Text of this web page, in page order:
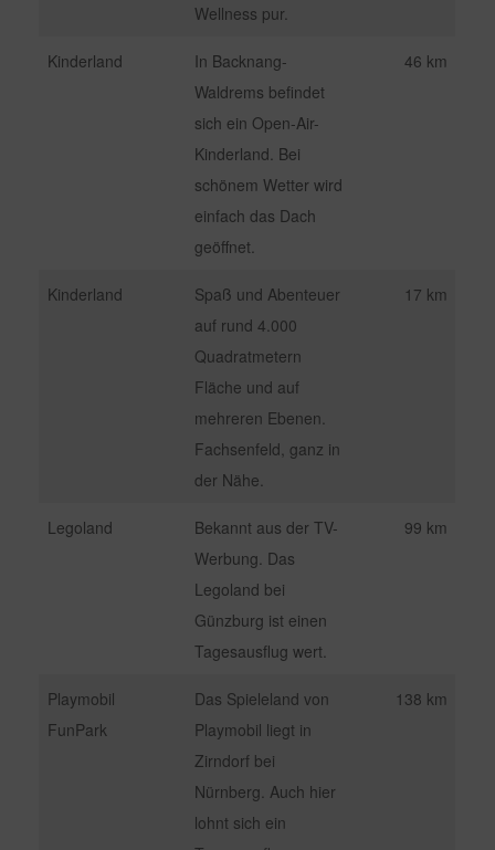
Wellness pur.
Kinderland
In Backnang-
Waldrems befindet
sich ein Open-Air-
Kinderland. Bei
schönem Wetter wird
einfach das Dach
geöffnet.
46 km
Kinderland
Spaß und Abenteuer
auf rund 4.000
Quadratmetern
Fläche und auf
mehreren Ebenen.
Fachsenfeld, ganz in
der Nähe.
17 km
Legoland
Bekannt aus der TV-
Werbung. Das
Legoland bei
Günzburg ist einen
Tagesausflug wert.
99 km
Playmobil
FunPark
Das Spieleland von
Playmobil liegt in
Zirndorf bei
Nürnberg. Auch hier
lohnt sich ein
138 km